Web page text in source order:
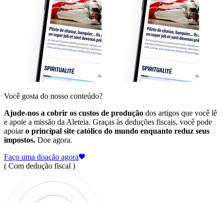
Você gosta do nosso conteúdo?
Ajude-nos a cobrir os custos de produção dos artigos que você lê
e apoie a missão da Aleteia. Graças às deduções fiscais, você pode
apoiaro principal site católico do mundo enquanto reduz seus
impostos. Doe agora.
Faço uma doação agora
( Com dedução fiscal )